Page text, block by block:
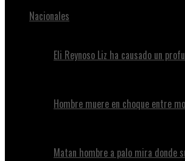
Nacionales
Eli Reynoso Liz ha causado un
Hombre muere en choque entre
Matan hombre a palo mira donde